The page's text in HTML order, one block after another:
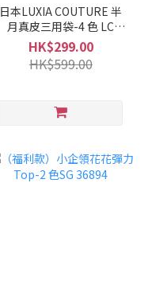
日本LUXIA COUTURE 半
月真皮三用袋-4 色 LC
8009
HK$299.00
HK$599.00